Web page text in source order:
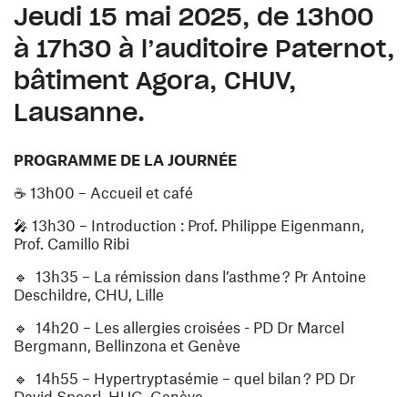
Jeudi 15 mai 2025, de 13h00
à 17h30 à l’auditoire Paternot,
bâtiment Agora, CHUV,
Lausanne.
PROGRAMME DE LA JOURNÉE
☕ 13h00 – Accueil et café
🎤 13h30 – Introduction : Prof. Philippe Eigenmann,
Prof. Camillo Ribi
🔹 13h35 – La rémission dans l’asthme ? Pr Antoine
Deschildre, CHU, Lille
🔹 14h20 – Les allergies croisées - PD Dr Marcel
Bergmann, Bellinzona et Genève
🔹 14h55 – Hypertryptasémie – quel bilan ? PD Dr